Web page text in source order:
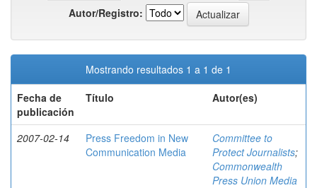
Autor/Registro:
Mostrando resultados 1 a 1 de 1
Fecha de
publicación
Título Autor(es)
2007-02-14
Press Freedom in New
Communication Media
Committee to
Protect Journalists;
Commonwealth
Press Union Media